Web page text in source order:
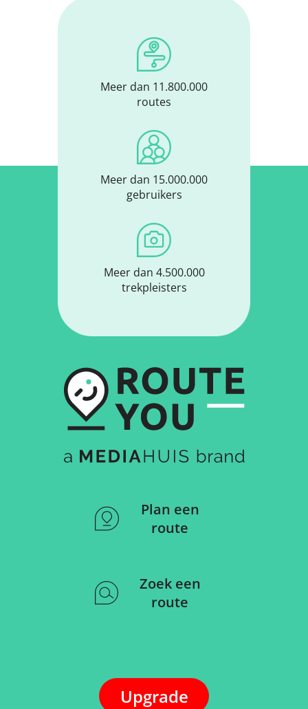
Meer dan 11.800.000
routes
Meer dan 15.000.000
gebruikers
Meer dan 4.500.000
trekpleisters
Plan een
route
Zoek een
route
Upgrade